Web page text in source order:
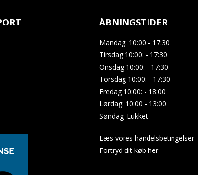
ÅBNINGSTIDER
Mandag: 10:00 - 17:30
Tirsdag 10:00: - 17:30
Onsdag 10:00: - 17:30
Torsdag 10:00: - 17:30
Fredag 10:00: - 18:00
Lørdag: 10:00 - 13:00
Søndag: Lukket
Læs vores handelsbetingelser
Fortryd dit køb her